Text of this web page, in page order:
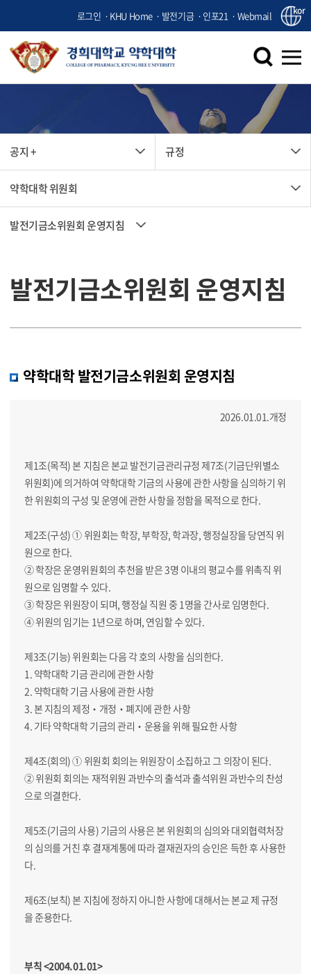
로그인 KHU Home 발전기금 인포21 Webmail kor
공지 +
공지 + 규정
약학대학 위원회
발전기금소위원회 운영지침
발전기금소위원회 운영지침
약학대학 발전기금소위원회 운영지침
2026.01.01.개정
제1조(목적) 본 지침은 본교 발전기금관리규정 제7조(기금단위별소
위원회)에 의거하여 약학대학 기금의 사용에 관한 사항을 심의하기 위
한 위원회의 구성 및 운영에 관한 사항을 정함을 목적으로 한다.
제2조(구성) ① 위원회는 학장, 부학장, 학과장, 행정실장을 당연직 위
원으로 한다.
② 학장은 운영위원회의 추천을 받은 3명 이내의 평교수를 위촉직 위
원으로 임명할 수 있다.
③ 학장은 위원장이 되며, 행정실 직원 중 1명을 간사로 임명한다.
④ 위원의 임기는 1년으로 하며, 연임할 수 있다.
제3조(기능) 위원회는 다음 각 호의 사항을 심의한다.
1. 약학대학 기금 관리에 관한 사항
2. 약학대학 기금 사용에 관한 사항
3. 본 지침의 제정‧개정‧폐지에 관한 사항
4. 기타 약학대학 기금의 관리‧운용을 위해 필요한 사항
제4조(회의) ① 위원회 회의는 위원장이 소집하고 그 의장이 된다.
② 위원회 회의는 재적위원 과반수의 출석과 출석위원 과반수의 찬성
으로 의결한다.
제5조(기금의 사용) 기금의 사용은 본 위원회의 심의와 대외협력처장
의 심의를 거친 후 결재계통에 따라 결재권자의 승인은 득한 후 사용한
다.
제6조(보칙) 본 지침에 정하지 아니한 사항에 대해서는 본교 제 규정
을 준용한다.
부칙 <2004.01.01>